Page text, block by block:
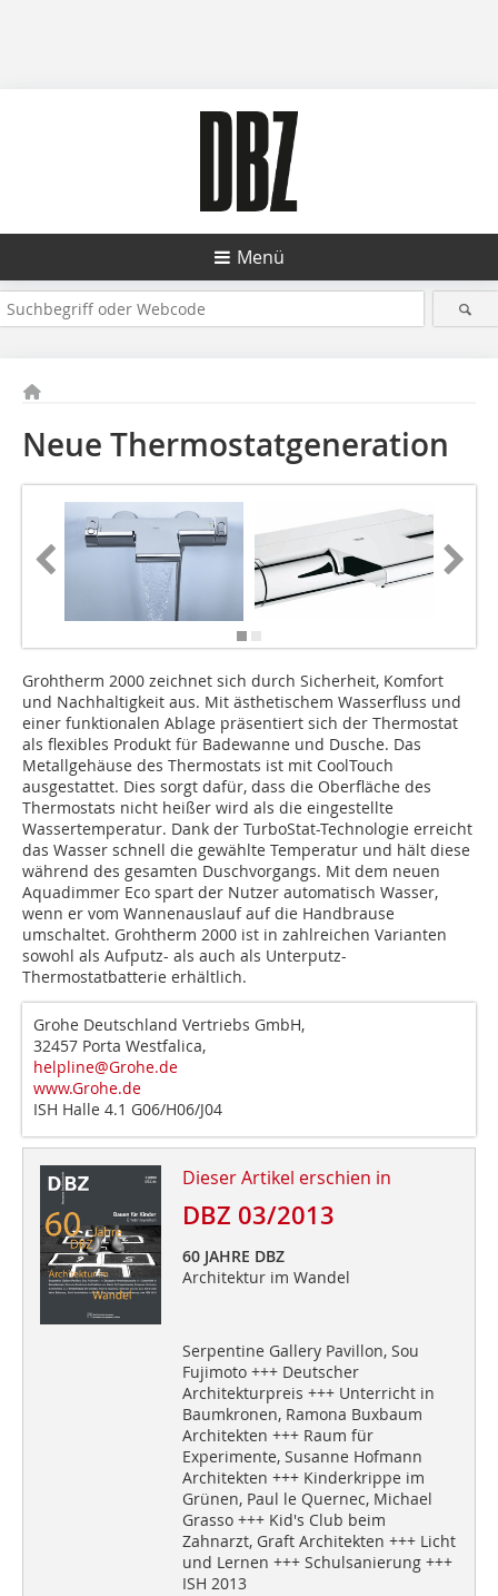
Menü
Neue Thermostatgeneration
Grohtherm 2000 zeichnet sich durch Sicherheit, Komfort
und Nachhaltigkeit aus. Mit ästhetischem Wasserfluss und
einer funktionalen Ablage präsentiert sich der Thermostat
als flexibles Produkt für Badewanne und Dusche. Das
Metallgehäuse des Thermostats ist mit CoolTouch
ausgestattet. Dies sorgt dafür, dass die Oberfläche des
Thermostats nicht heißer wird als die eingestellte
Wassertemperatur. Dank der TurboStat-Technologie erreicht
das Wasser schnell die gewählte Temperatur und hält diese
während des gesamten Duschvorgangs. Mit dem neuen
Aquadimmer Eco spart der Nutzer automatisch Wasser,
wenn er vom Wannenauslauf auf die Handbrause
umschaltet. Grohtherm 2000 ist in zahlreichen Varianten
sowohl als Aufputz- als auch als Unterputz-
Thermostatbatterie erhältlich.
Grohe Deutschland Vertriebs GmbH,
32457 Porta Westfalica,
helpline@Grohe.de
www.Grohe.de
ISH Halle 4.1 G06/H06/J04
Dieser Artikel erschien in
DBZ 03/2013
60 JAHRE DBZ
Architektur im Wandel
Serpentine Gallery Pavillon, Sou
Fujimoto +++ Deutscher
Architekturpreis +++ Unterricht in
Baumkronen, Ramona Buxbaum
Architekten +++ Raum für
Experimente, Susanne Hofmann
Architekten +++ Kinderkrippe im
Grünen, Paul le Quernec, Michael
Grasso +++ Kid's Club beim
Zahnarzt, Graft Architekten +++ Licht
und Lernen +++ Schulsanierung +++
ISH 2013